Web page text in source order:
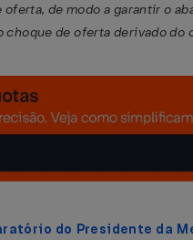
de modo a garantir o
de oferta derivado
do Presidente da